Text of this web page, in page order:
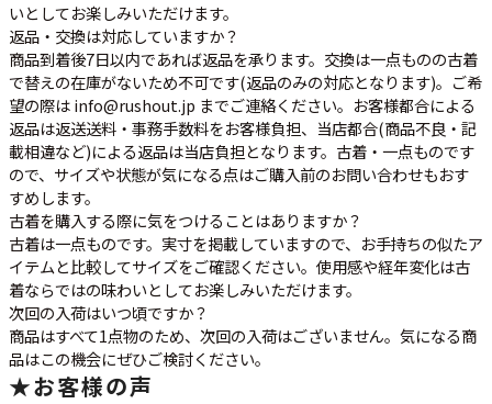
いとしてお楽しみいただけます。
返品・交換は対応していますか？
商品到着後7日以内であれば返品を承ります。交換は一点ものの古着
で替えの在庫がないため不可です(返品のみの対応となります)。ご希
望の際は info@rushout.jp までご連絡ください。お客様都合による
返品は返送送料・事務手数料をお客様負担、当店都合(商品不良・記
載相違など)による返品は当店負担となります。古着・一点ものです
ので、サイズや状態が気になる点はご購入前のお問い合わせもおす
すめします。
古着を購入する際に気をつけることはありますか？
古着は一点ものです。実寸を掲載していますので、お手持ちの似たア
イテムと比較してサイズをご確認ください。使用感や経年変化は古
着ならではの味わいとしてお楽しみいただけます。
次回の入荷はいつ頃ですか？
商品はすべて1点物のため、次回の入荷はございません。気になる商
品はこの機会にぜひご検討ください。
★お客様の声